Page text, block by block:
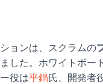
ョンは、スクラムの
した。ホワイトボー
役は平鍋氏、開発者